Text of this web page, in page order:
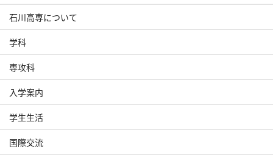
石川高専について
学科
専攻科
入学案内
学生生活
国際交流